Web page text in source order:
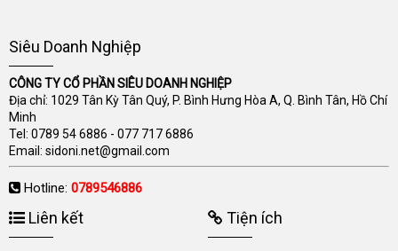
Siêu Doanh Nghiệp
CÔNG TY CỔ PHẦN SIÊU DOANH NGHIỆP
Địa chỉ: 1029 Tân Kỳ Tân Quý, P. Bình Hưng Hòa A, Q. Bình Tân, Hồ Chí
Minh
Tel: 0789 54 6886 - 077 717 6886
Email: sidoni.net@gmail.com
Hotline: 0789546886
Liên kết Tiện ích